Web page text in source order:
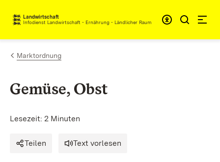
Zum Inhalt springen
Landwirtschaft
Infodienst Landwirtschaft - Ernährung - Ländlicher Raum
Marktordnung
Gemüse, Obst
Lesezeit: 2 Minuten
Teilen Text vorlesen